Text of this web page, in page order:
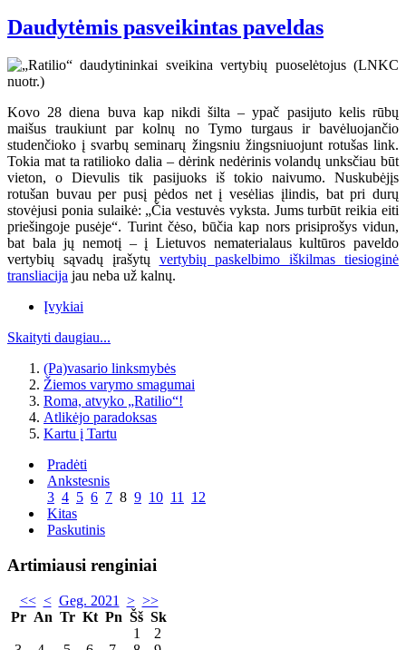
Daudytėmis pasveikintas paveldas
Kovo 28 diena buva kap nikdi šilta – ypač pasijuto kelis rūbų
maišus traukiunt par kolnų no Tymo turgaus ir bavėluojančio
studenčioko į svarbų seminarų žingsniu žingsniuojunt rotušas link.
Tokia mat ta ratilioko dalia – dėrink nedėrinis volandų unksčiau būt
vieton, o Dievulis tik pasijuoks iš tokio naivumo. Nuskubėjįs
rotušan buvau per pusį pėdos net į vesėlias įlindis, bat pri durų
stovėjusi ponia sulaikė: „Čia vestuvės vyksta. Jums turbūt reikia eiti
priešingoje pusėje“. Turint čėso, būčia kap nors prisiprošys vidun,
bat bala jų nemotį – į Lietuvos nematerialaus kultūros paveldo
vertybių sąvadų įrašytų vertybių paskelbimo iškilmas tiesioginė
transliacija jau neba už kalnų.
Įvykiai
Skaityti daugiau...
(Pa)vasario linksmybės
Žiemos varymo smagumai
Roma, atvyko „Ratilio“!
Atlikėjo paradoksas
Kartu į Tartu
Pradėti
Ankstesnis
3 4 5 6 7 8 9 10 11 12
Kitas
Paskutinis
Artimiausi renginiai
<< < Geg. 2021 > >>
Pr An Tr Kt Pn Šš Sk
1
2